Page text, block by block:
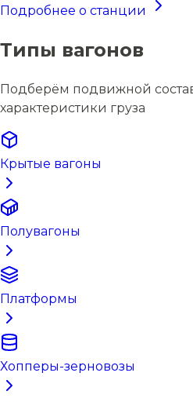
Подробнее о станции
Типы вагонов
Подберём подвижной
характеристики груза
Крытые вагоны
Полувагоны
Платформы
Хопперы-зерновозы